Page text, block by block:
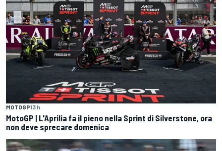
MOTOGP13 h
MotoGP | L'Aprilia fa il pieno nella Sprint di Silverstone, ora
non deve sprecare domenica